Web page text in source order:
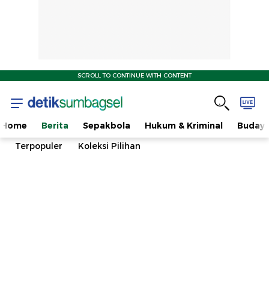
SCROLL TO CONTINUE WITH CONTENT
Home Berita Sepakbola Hukum & Kriminal
Terpopuler
Koleksi Pilihan